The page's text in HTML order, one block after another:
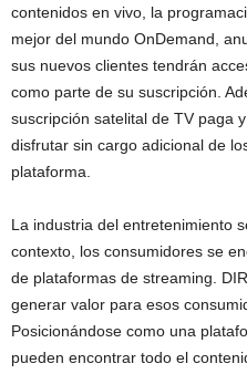
contenidos en vivo, la
mejor del mundo OnDemand,
sus nuevos clientes tendrán
como parte de su suscripción.
suscripción satelital de TV paga
disfrutar sin cargo adicional de
plataforma.
La industria del entretenimiento
contexto, los consumidores se
de plataformas de streaming.
generar valor para esos
Posicionándose como una
pueden encontrar todo el